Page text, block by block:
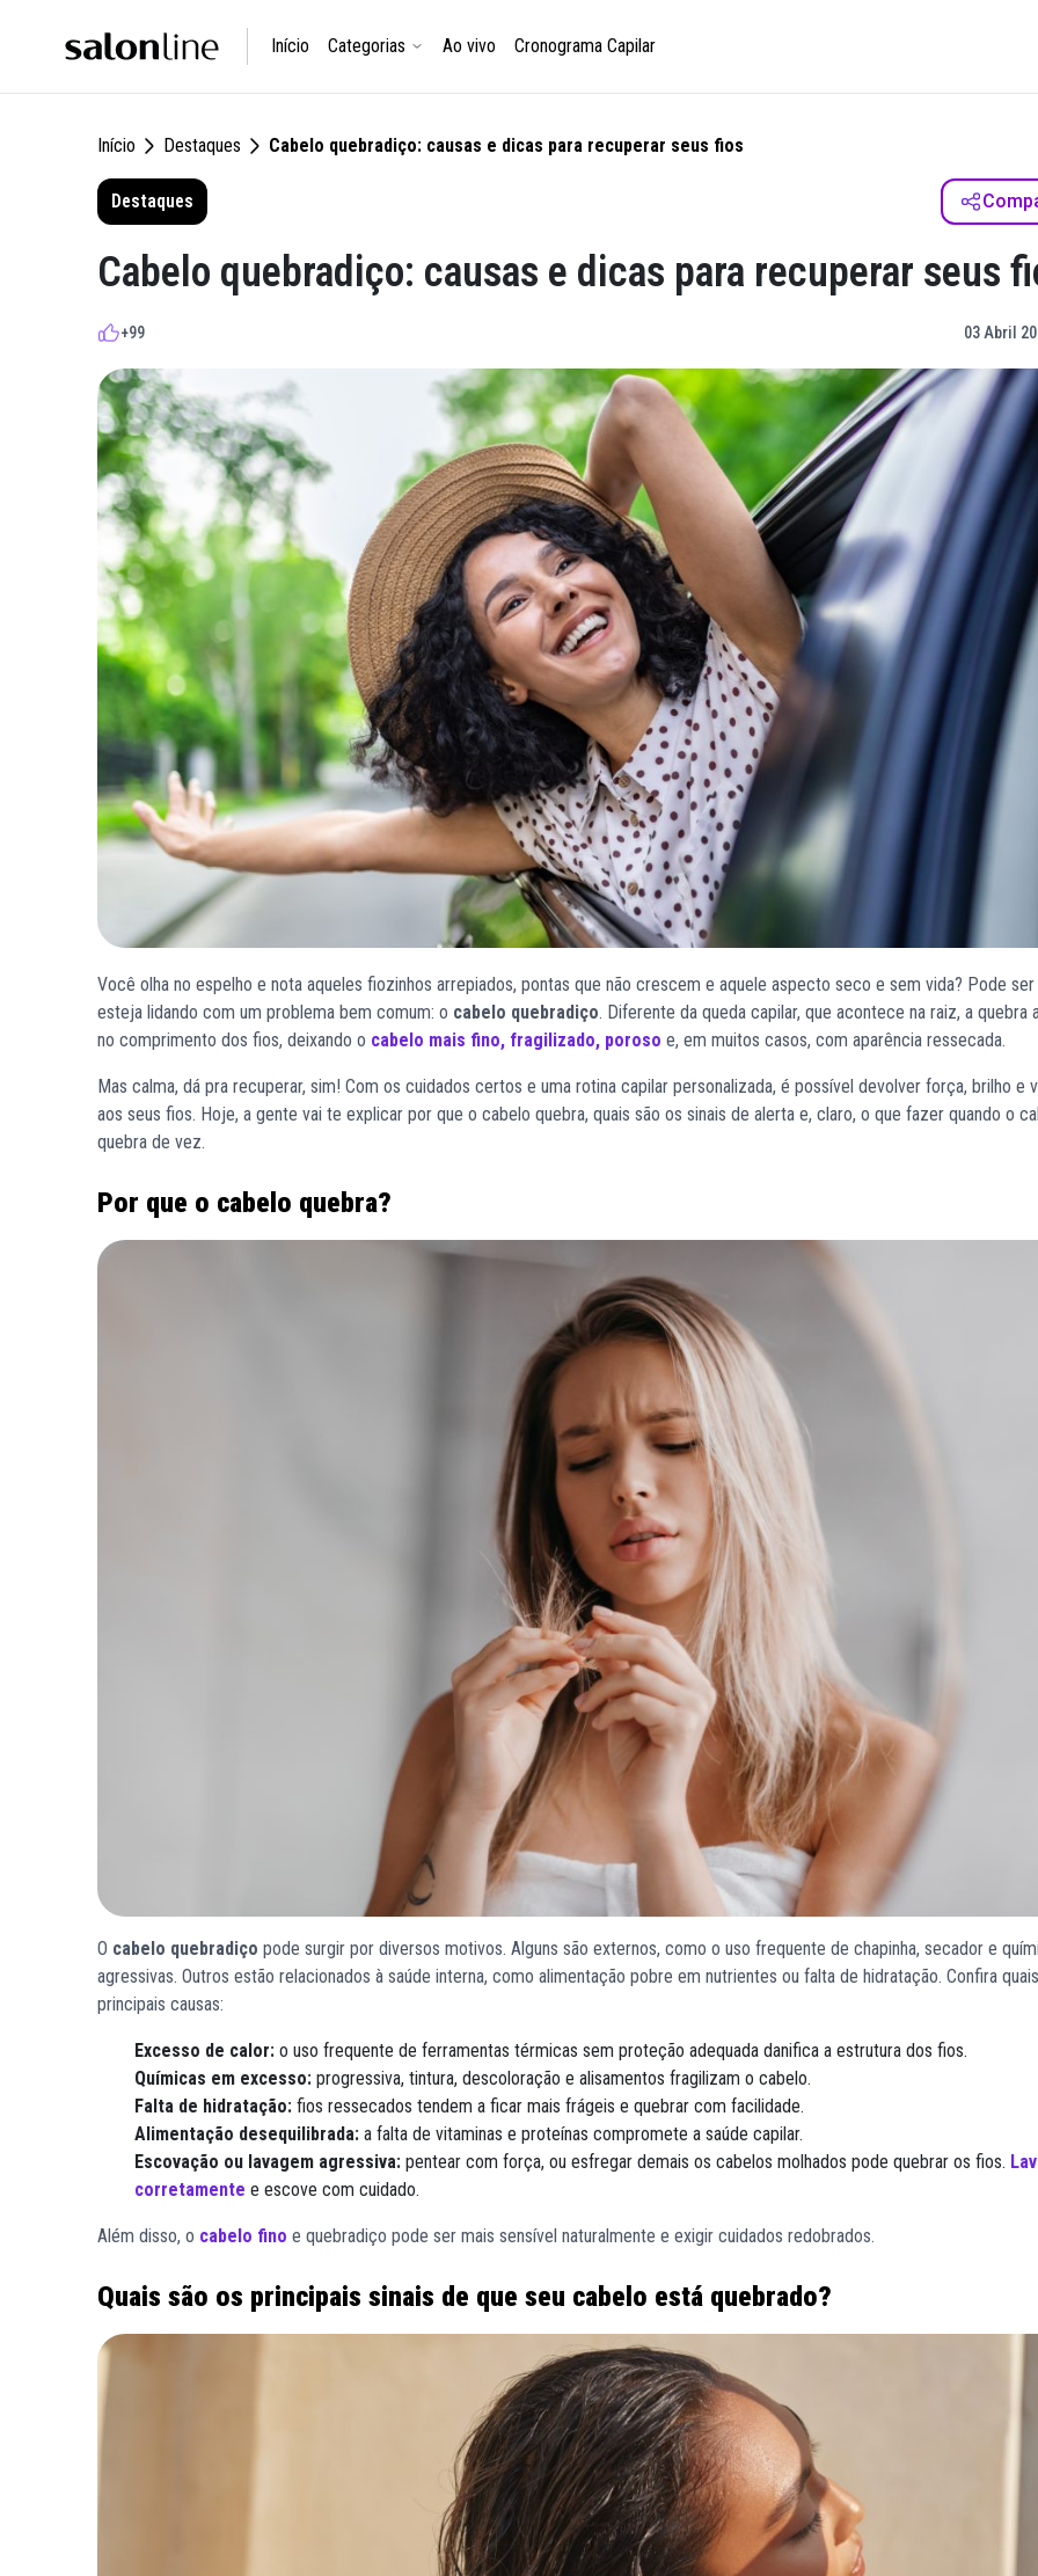
Início Categorias Ao vivo Cronograma Capilar
Início Destaques Cabelo quebradiço: causas e dicas para recuperar seus fios
Destaques
Cabelo quebradiço: causas e dicas para recuperar seus
+99 03 Abril
Você olha no espelho e nota aqueles fiozinhos arrepiados, pontas que não crescem e aquele aspecto seco e sem vida? Pode
esteja lidando com um problema bem comum: o cabelo quebradiço. Diferente da queda capilar, que acontece na raiz, a quebra
no comprimento dos fios, deixando o cabelo mais fino, fragilizado, poroso e, em muitos casos, com aparência ressecada.
Mas calma, dá pra recuperar, sim! Com os cuidados certos e uma rotina capilar personalizada, é possível devolver força, brilho e
aos seus fios. Hoje, a gente vai te explicar por que o cabelo quebra, quais são os sinais de alerta e, claro, o que fazer quando o
quebra de vez.
Por que o cabelo quebra?
O cabelo quebradiço pode surgir por diversos motivos. Alguns são externos, como o uso frequente de chapinha, secador e
agressivas. Outros estão relacionados à saúde interna, como alimentação pobre em nutrientes ou falta de hidratação. Confira
principais causas:
Excesso de calor: o uso frequente de ferramentas térmicas sem proteção adequada danifica a estrutura dos fios.
Químicas em excesso: progressiva, tintura, descoloração e alisamentos fragilizam o cabelo.
Falta de hidratação: fios ressecados tendem a ficar mais frágeis e quebrar com facilidade.
Alimentação desequilibrada: a falta de vitaminas e proteínas compromete a saúde capilar.
Escovação ou lavagem agressiva: pentear com força, ou esfregar demais os cabelos molhados pode quebrar os fios.
corretamente e escove com cuidado.
Além disso, o cabelo fino e quebradiço pode ser mais sensível naturalmente e exigir cuidados redobrados.
Quais são os principais sinais de que seu cabelo está quebrado?